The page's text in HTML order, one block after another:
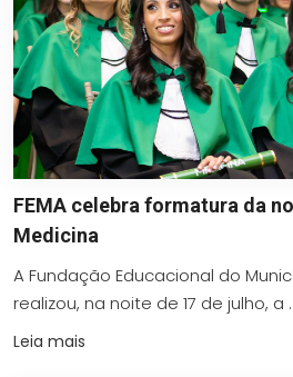
FEMA celebra formatura da
Medicina
A Fundação Educacional do
realizou, na noite de 17 de julho, a
Leia mais